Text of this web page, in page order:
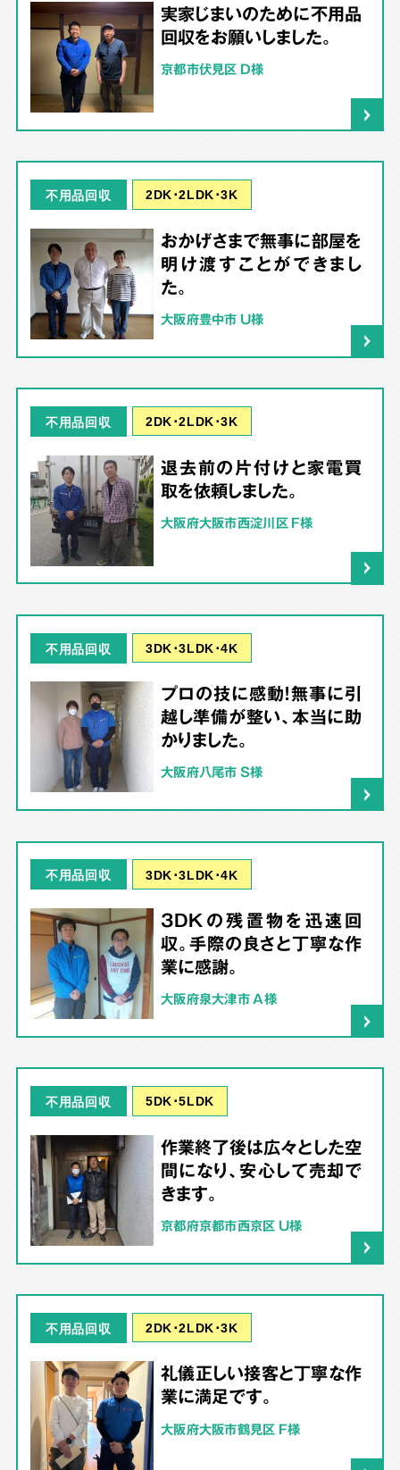
実家じまいのために不用品
回収をお願いしました。
京都市伏見区 D様
不用品回収 2DK･2LDK･3K
おかげさまで無事に部屋を
明け渡すことができまし
た。
大阪府豊中市 U様
不用品回収 2DK･2LDK･3K
退去前の片付けと家電買
取を依頼しました。
大阪府大阪市西淀川区 F様
不用品回収 3DK･3LDK･4K
プロの技に感動！無事に引
越し準備が整い、本当に助
かりました。
大阪府八尾市 S様
不用品回収 3DK･3LDK･4K
3DKの残置物を迅速回
収。手際の良さと丁寧な作
業に感謝。
大阪府泉大津市 A様
不用品回収 5DK･5LDK
作業終了後は広々とした空
間になり、安心して売却で
きます。
京都府京都市西京区 U様
不用品回収 2DK･2LDK･3K
礼儀正しい接客と丁寧な作
業に満足です。
大阪府大阪市鶴見区 F様